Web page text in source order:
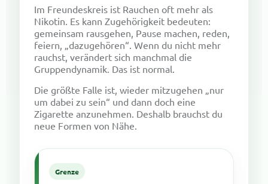
Im Freundeskreis ist Rauchen oft mehr als
Nikotin. Es kann Zugehörigkeit bedeuten:
gemeinsam rausgehen, Pause machen, reden,
feiern, „dazugehören“. Wenn du nicht mehr
rauchst, verändert sich manchmal die
Gruppendynamik. Das ist normal.
Die größte Falle ist, wieder mitzugehen „nur
um dabei zu sein“ und dann doch eine
Zigarette anzunehmen. Deshalb brauchst du
neue Formen von Nähe.
Grenze